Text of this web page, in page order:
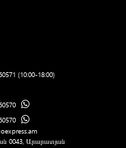
(10:00-18:00)
0043, Արարատյան